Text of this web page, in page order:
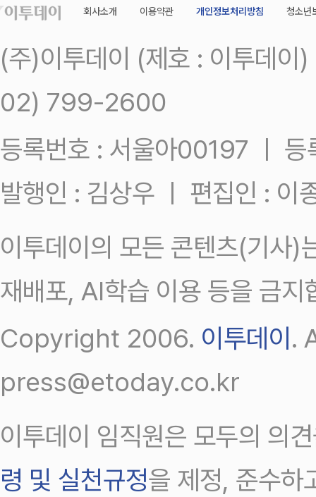
회사소개 이용약관 개인정보처리방침 청소년
(주)이투데이 (제호 : 이투데
02) 799-2600
등록번호 : 서울아00197 ㅣ
발행인 : 김상우 ㅣ 편집인 : 이
이투데이의 모든 콘텐츠(기사)
재배포, AI학습 이용 등을 금지
Copyright 2006. 이투데이 .
press@etoday.co.kr
이투데이 임직원은 모두의 의
령 및 실천규정을 제정, 준수하